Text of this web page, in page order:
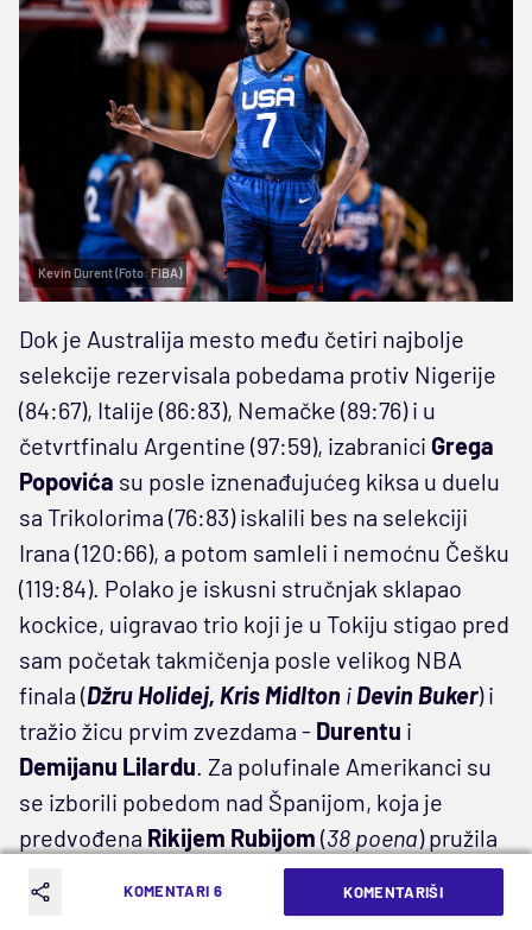
Kevin Durent (Foto: FIBA)
Dok je Australija mesto među četiri najbolje
selekcije rezervisala pobedama protiv Nigerije
(84:67), Italije (86:83), Nemačke (89:76) i u
četvrtfinalu Argentine (97:59), izabranici Grega
Popovića su posle iznenađujućeg kiksa u duelu
sa Trikolorima (76:83) iskalili bes na selekciji
Irana (120:66), a potom samleli i nemoćnu Češku
(119:84). Polako je iskusni stručnjak sklapao
kockice, uigravao trio koji je u Tokiju stigao pred
sam početak takmičenja posle velikog NBA
finala (Džru Holidej, Kris Midlton i Devin Buker) i
tražio žicu prvim zvezdama - Durentu i
Demijanu Lilardu . Za polufinale Amerikanci su
se izborili pobedom nad Španijom, koja je
predvođena Rikijem Rubijom (38 poena) pružila
dobar otpor, ali ponovo se osetila prava snaga
SAD - neprikosnoven individualni kvalitet.
KOMENTARI 6 KOMENTARIŠI